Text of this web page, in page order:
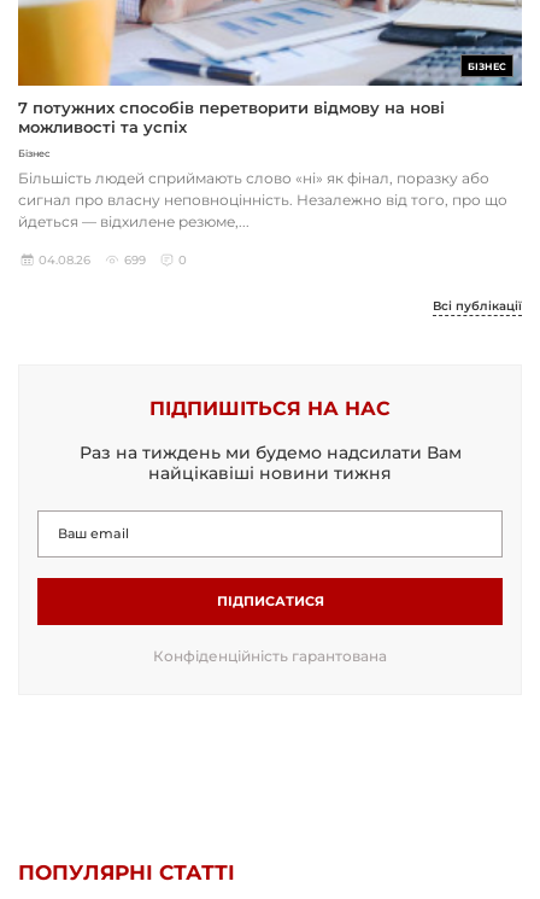
БІЗНЕС
7 потужних способів перетворити відмову на нові
можливості та успіх
Бізнес
Більшість людей сприймають слово «ні» як фінал, поразку або
сигнал про власну неповноцінність. Незалежно від того, про що
йдеться — відхилене резюме,...
04.08.26 699 0
Всі публікації
ПІДПИШІТЬСЯ НА НАС
Раз на тиждень ми будемо надсилати Вам
найцікавіші новини тижня
ПІДПИСАТИСЯ
Конфіденційність гарантована
ПОПУЛЯРНІ СТАТТІ